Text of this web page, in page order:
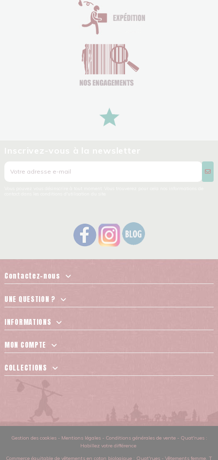
Contactez-nous
UNE QUESTION ?
INFORMATIONS
MON COMPTE
COLLECTIONS
Gestion des cookies- Mentions légales- Conditions générales de vente- Quat'rues :
Habillez votre différence
Commerce équitable de vêtements en coton biologique : Quat'rues - Vêtements femme, T